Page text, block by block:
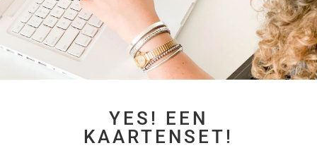
YES! EEN
KAARTENSET!